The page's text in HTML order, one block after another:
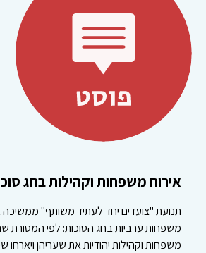
אירוח משפחות וקהילות בחג
תנועת "צועדים יחד לעתיד משותף" ממשיכה
משפחות ערביות בחג הסוכות: לפי המסורת
משפחות וקהילות יהודיות את שעריהן ויארחו